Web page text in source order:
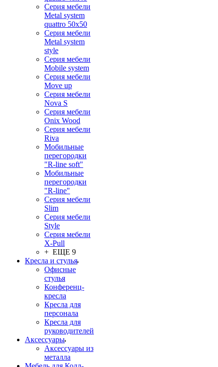
Серия мебели
Metal system
quattro 50x50
Серия мебели
Metal system
style
Серия мебели
Mobile system
Серия мебели
Move up
Серия мебели
Nova S
Серия мебели
Onix Wood
Серия мебели
Riva
Мобильные
перегородки
"R-line soft"
Мобильные
перегородки
"R-line"
Серия мебели
Slim
Серия мебели
Style
Серия мебели
X-Pull
+ ЕЩЕ 9
Кресла и стулья
Офисные
стулья
Конференц-
кресла
Кресла для
персонала
Кресла для
руководителей
Аксессуары
Аксессуары из
металла